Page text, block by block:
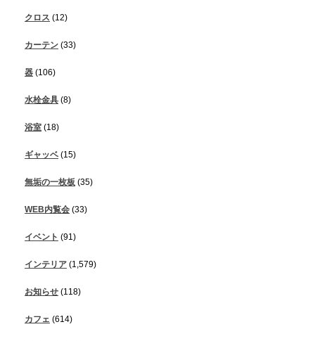
クロス (12)
カーテン (33)
器 (106)
水栓金具 (8)
浴室 (18)
ギャッベ (15)
無垢の一枚板 (35)
WEB内覧会 (33)
イベント (91)
インテリア (1,579)
お知らせ (118)
カフェ (614)